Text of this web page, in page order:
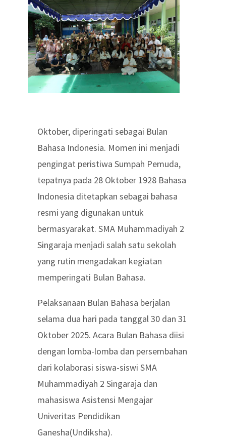
Oktober, diperingati sebagai Bulan
Bahasa Indonesia. Momen ini menjadi
pengingat peristiwa Sumpah Pemuda,
tepatnya pada 28 Oktober 1928 Bahasa
Indonesia ditetapkan sebagai bahasa
resmi yang digunakan untuk
bermasyarakat. SMA Muhammadiyah 2
Singaraja menjadi salah satu sekolah
yang rutin mengadakan kegiatan
memperingati Bulan Bahasa.
Pelaksanaan Bulan Bahasa berjalan
selama dua hari pada tanggal 30 dan 31
Oktober 2025. Acara Bulan Bahasa diisi
dengan lomba-lomba dan persembahan
dari kolaborasi siswa-siswi SMA
Muhammadiyah 2 Singaraja dan
mahasiswa Asistensi Mengajar
Univeritas Pendidikan
Ganesha(Undiksha).